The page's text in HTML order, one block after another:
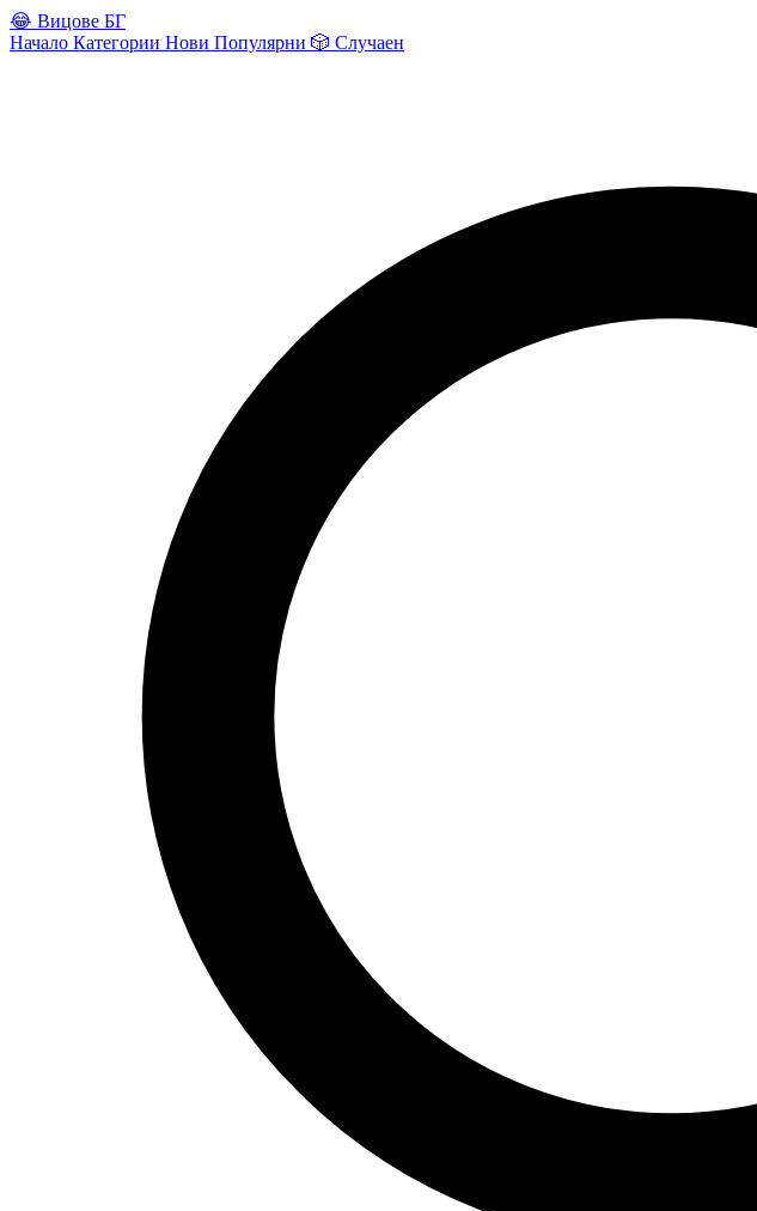
😂 Вицове БГ
Начало Категории Нови Популярни 🎲 Случаен